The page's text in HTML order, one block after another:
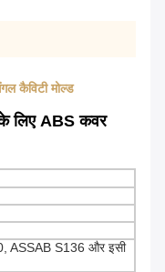
कैविटी मोल्ड
लिए ABS कवर
ASSAB S136 और इसी